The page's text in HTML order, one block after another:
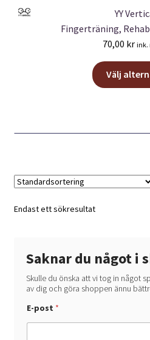
YY
Fingerträning,
70,00 kr ink.
Välj
Endast ett sökresultat
Saknar du något i
Skulle du önska att vi tog in något
av dig och göra shoppen ännu
E-post *